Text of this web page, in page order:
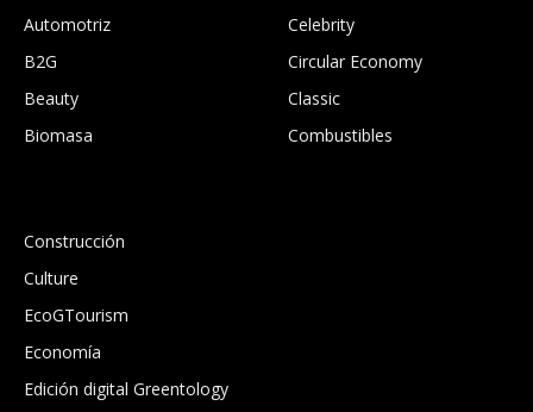
Automotriz
B2G
Beauty
Biomasa
Celebrity
Circular Economy
Classic
Combustibles
Construcción
Culture
EcoGTourism
Economía
Edición digital Greentology